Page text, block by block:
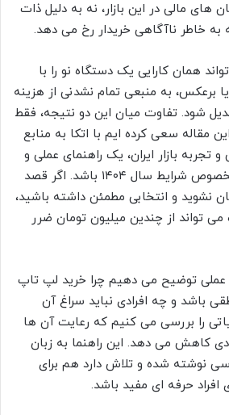
های مالی در این بازار، نه به دلیل ذات
خاطر ناآگاهی خریدار رخ می دهد.
همان کارایی یک دستگاه نو را با
برعکس، به منبعی تمام نشدنی از هزینه
شود. تفاوت میان این دو نتیجه، فقط
مقاله سعی کرده ایم با اتکا به منابع
تجربه بازار ایران، یک راهنمای عملی و
به روز ارائه دهیم که مخصوص شرایط سال ۱۴۰۴ باشد. اگر قصد
نشوید و انتخابی مطمئن داشته باشید،
تواند از چندین میلیون تومان ضرر
عملی توضیح می دهیم چرا خرید لپ تاپ
باشد و چه افرادی نباید سراغ آن
۱۰ نکته حیاتی را بررسی می کنیم که رعایت آن ها
کاهش می دهد. این راهنما به زبان
نوشته شده و تلاش دارد هم برای
افراد حرفه ای مفید باشد.